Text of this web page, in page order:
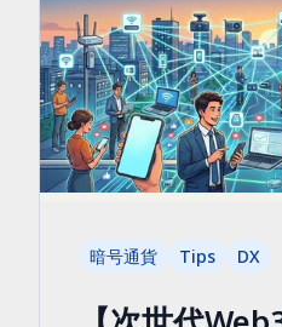
暗号通貨 Tips DX